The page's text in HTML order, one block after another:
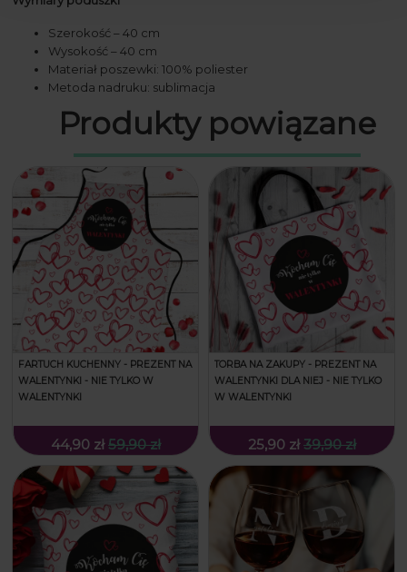
Szerokość – 40 cm
Wysokość – 40 cm
Materiał poszewki: 100% poliester
Metoda nadruku: sublimacja
Produkty powiązane
FARTUCH KUCHENNY - PREZENT NA
WALENTYNKI - NIE TYLKO W
WALENTYNKI
44,90 zł 59,90 zł
TORBA NA ZAKUPY - PREZENT NA
WALENTYNKI DLA NIEJ - NIE TYLKO
W WALENTYNKI
25,90 zł 39,90 zł